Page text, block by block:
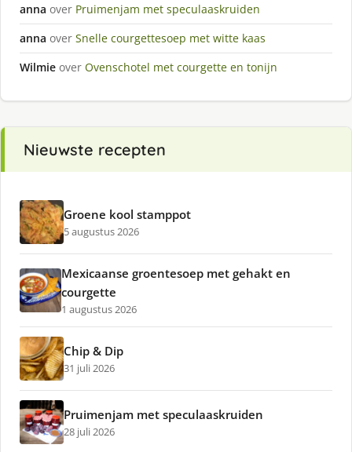
anna over Pruimenjam met speculaaskruiden
anna over Snelle courgettesoep met witte kaas
Wilmie over Ovenschotel met courgette en tonijn
Nieuwste recepten
Groene kool stamppot
5 augustus 2026
Mexicaanse groentesoep met gehakt en
courgette
1 augustus 2026
Chip & Dip
31 juli 2026
Pruimenjam met speculaaskruiden
28 juli 2026